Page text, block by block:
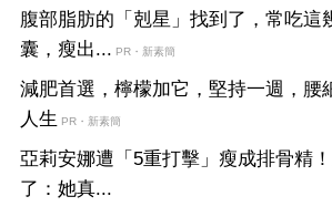
腹部脂肪的「剋星」找到了，常吃這
囊，瘦出... PR・新素簡
減肥首選，檸檬加它，堅持一週，腰
人生 PR・新素簡
亞莉安娜遭「5重打擊」瘦成排骨精
了：她真...